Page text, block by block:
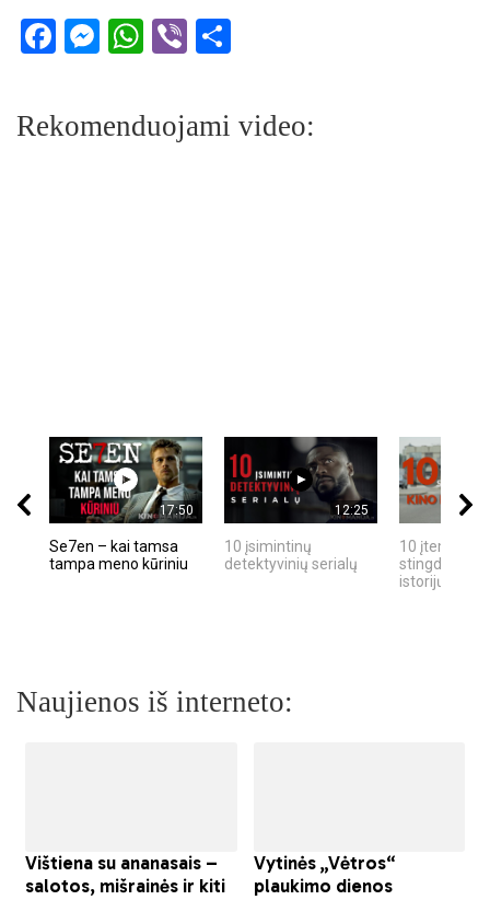
Facebook
Messenger
WhatsApp
Viber
Rekomenduojami video:
17:50
Se7en – kai tamsa
tampa meno kūriniu
12:25
10 įsimintinų
detektyvinių serialų
10 įtemptų,
stingdančių
istorijų
Naujienos iš interneto: